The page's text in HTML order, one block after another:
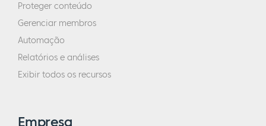
Proteger conteúdo
Gerenciar membros
Automação
Relatórios e análises
Exibir todos os recursos
Empresa